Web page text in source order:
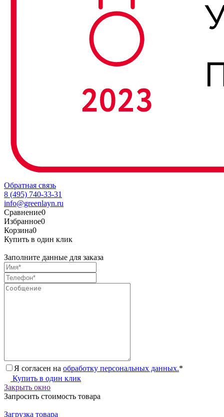
Обратная связь
8 (495) 740-33-31
info@greenlayn.ru
Сравнение0
Избранное0
Корзина0
Купить в один клик
Заполните данные для заказа
Я согласен на обработку персональных данных.*
Купить в один клик
Закрыть окно
Запросить стоимость товара
Загрузка товара